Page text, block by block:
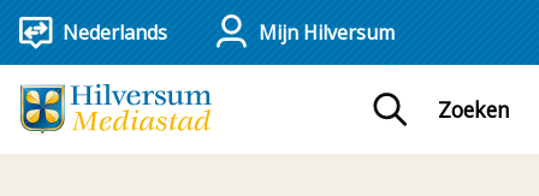
Mijn Hilversum
Zoeken